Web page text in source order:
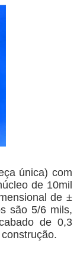
única) com
de 10mil
de ±
são 5/6 mils,
de 0,3